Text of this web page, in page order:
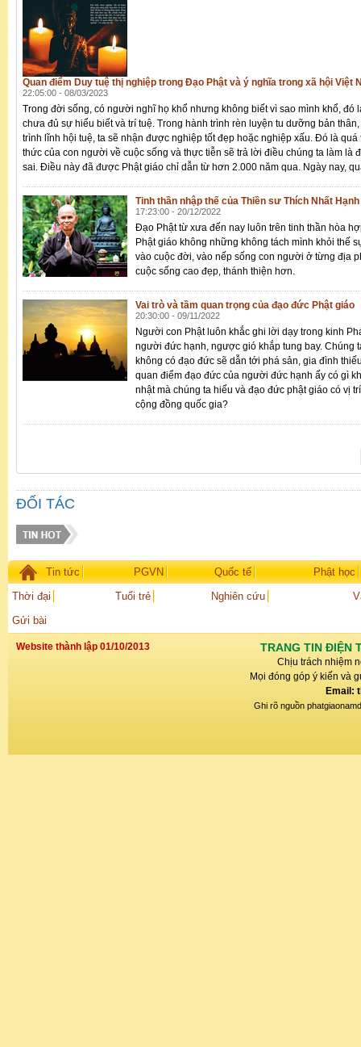
Quan điểm Duy tuệ thị nghiệp trong Đạo Phật và ý nghĩa trong xã hội Việt
22:05:00 - 08/03/2023
Trong đời sống, có người nghĩ họ khổ nhưng không biết vì sao mình khổ, đó
chưa đủ sự hiểu biết và trí tuệ. Trong hành trình rèn luyện tu dưỡng bản
trình lĩnh hội tuệ, ta sẽ nhận được nghiệp tốt đẹp hoặc nghiệp xấu. Đó là quá
thức của con người về cuộc sống và thực tiễn sẽ trả lời điều chúng ta làm là
sai. Điều này đã được Phật giáo chỉ dẫn từ hơn 2.000 năm qua. Ngày nay,
Tinh thần nhập thế của Thiền sư Thích Nhất Hạnh
17:23:00 - 20/12/2022
Đạo Phật từ xưa đến nay luôn trên tinh thần hòa
Phật giáo không những không tách mình khỏi thế
vào cuộc đời, vào nếp sống con người ở từng địa
cuộc sống cao đẹp, thánh thiện hơn.
Vai trò và tầm quan trọng của đạo đức Phật giáo
20:30:00 - 09/11/2022
Người con Phật luôn khắc ghi lời dạy trong kinh
người đức hạnh, ngược gió khắp tung bay. Chúng
không có đạo đức sẽ dẫn tới phá sản, gia đình
quan điểm đạo đức của người đức hạnh ấy có gì
nhật mà chúng ta hiểu và đạo đức phật giáo có vị
cộng đồng quốc gia?
ĐỐI TÁC
Tin tức PGVN Quốc tế
Phật học
Thời đại
Tuổi trẻ Nghiên cứu
Gửi bài
Website thành lập 01/10/2013 TRANG TIN ĐIỆN
Chịu trách nhiệm
Mọi đóng góp ý kiến và
Email:
Ghi rõ nguồn